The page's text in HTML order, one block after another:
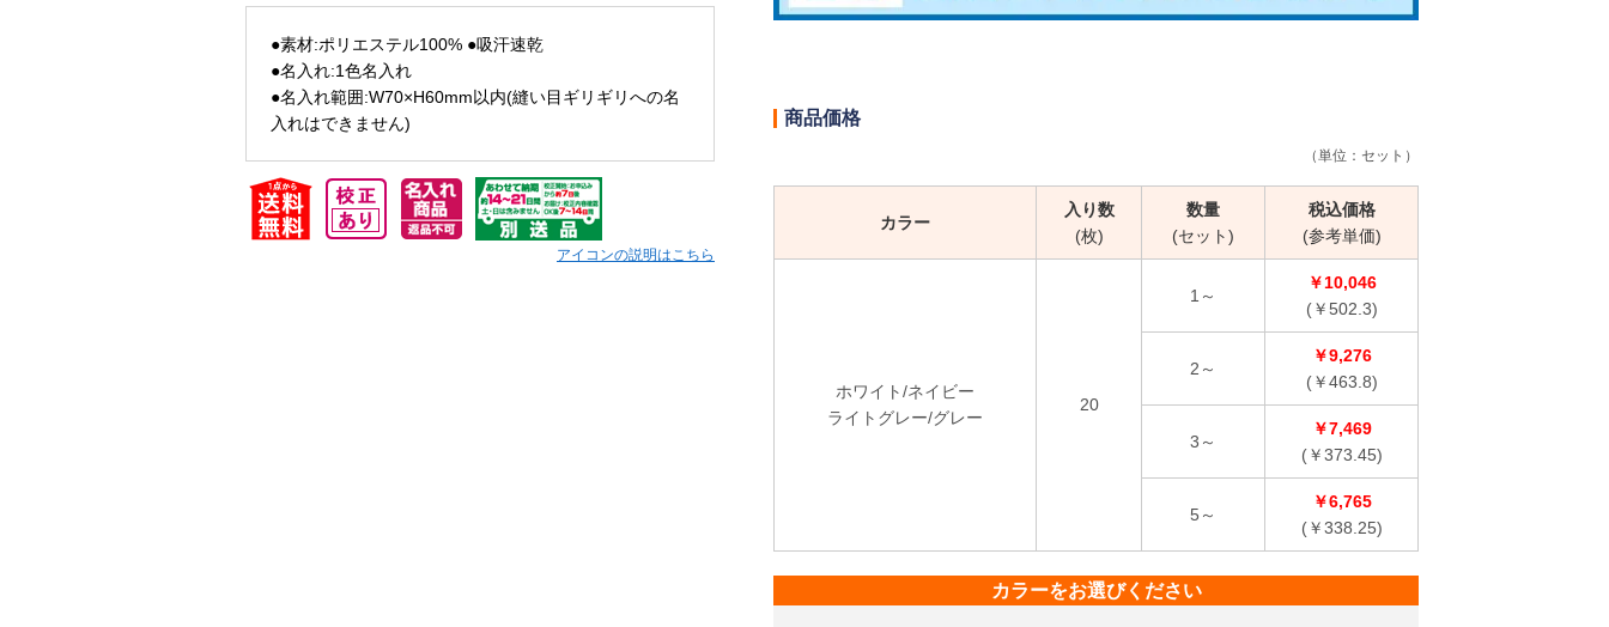
●素材:ポリエステル100% ●吸汗速乾
●名入れ:1色名入れ
●名入れ範囲:W70×H60mm以内(縫い目ギリギリへの名
入れはできません)
アイコンの説明はこちら
商品価格
（単位：セット）
カラー
入り数
(枚)
数量
(セット)
税込価格
(参考単価)
ホワイト/ネイビー
ライトグレー/グレー
20
1～
￥10,046
(￥502.3)
2～
￥9,276
(￥463.8)
3～
￥7,469
(￥373.45)
5～
￥6,765
(￥338.25)
カラーをお選びください